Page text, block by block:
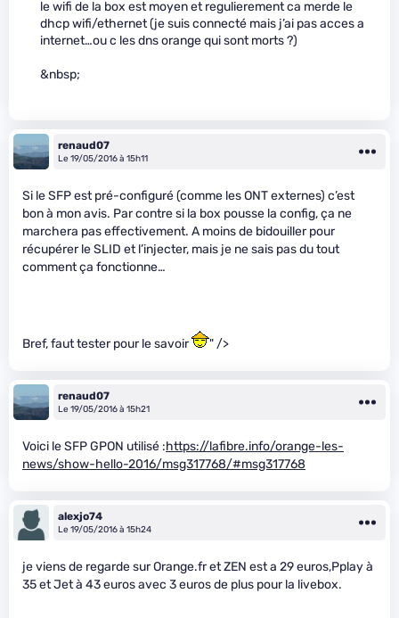
le wifi de la box est moyen et regulierement ca merde le
dhcp wifi/ethernet (je suis connecté mais j’ai pas acces a
internet…ou c les dns orange qui sont morts ?)
&nbsp;
renaud07
Le 19/05/2016 à 15h11
Si le SFP est pré-configuré (comme les ONT externes) c’est
bon à mon avis. Par contre si la box pousse la config, ça ne
marchera pas effectivement. A moins de bidouiller pour
récupérer le SLID et l’injecter, mais je ne sais pas du tout
comment ça fonctionne…
Bref, faut tester pour le savoir " />
renaud07
Le 19/05/2016 à 15h21
Voici le SFP GPON utilisé :https://lafibre.info/orange-les-
news/show-hello-2016/msg317768/#msg317768
alexjo74
Le 19/05/2016 à 15h24
je viens de regarde sur Orange.fr et ZEN est a 29 euros,Pplay à
35 et Jet à 43 euros avec 3 euros de plus pour la livebox.